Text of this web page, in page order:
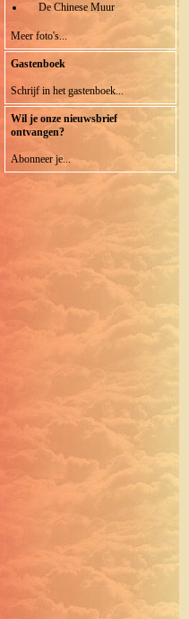
De Chinese Muur
Meer foto's...
Gastenboek
Schrijf in het gastenboek...
Wil je onze nieuwsbrief
ontvangen?
Abonneer je...